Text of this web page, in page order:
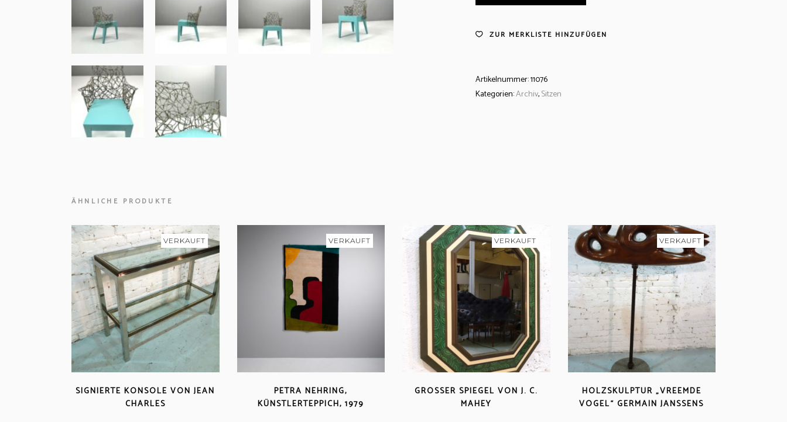
ZUR MERKLISTE HINZUFÜGEN
Artikelnummer:11076
Kategorien:Archiv,Sitzen
ÄHNLICHE PRODUKTE
VERKAUFT
SIGNIERTE KONSOLE VON JEAN
CHARLES
VERKAUFT
PETRA NEHRING,
KÜNSTLERTEPPICH, 1979
VERKAUFT
GROSSER SPIEGEL VON J. C. M
AHEY
VERKAUFT
HOLZSKULPTUR „VREEMDE
VOGEL“ GERMAIN JANSSENS